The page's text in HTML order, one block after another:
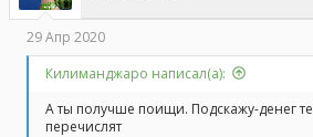
29 Апр 2020
Килиманджаро написал(а):
А ты получше поищи. Подскажу-денег
перечислят